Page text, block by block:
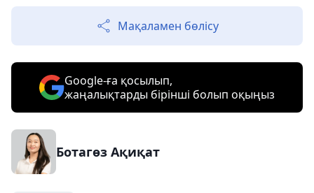
Мақаламен бөлісу
Google-ға қосылып,
жаңалықтарды бірінші болып оқыңыз
Ботагөз Ақиқат